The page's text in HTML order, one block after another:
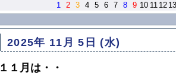
1
2 3 4 5 6 7 8 9 10 11 12 13
2025年 11月 5日 (水)
１１月は・・